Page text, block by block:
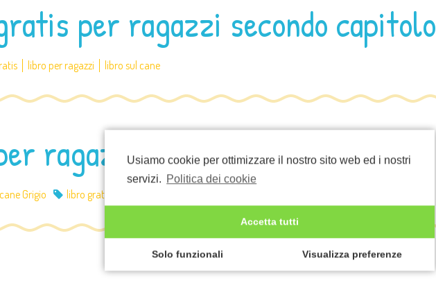
Usiamo cookie per ottimizzare il nostro sito web ed i nostri
servizi. Politica dei cookie
Accetta tutti
Solo funzionali Visualizza preferenze
per ragazzi secondo capitolo
libro per ragazzi libro sul cane
ragazzi, gratis
Grigio libro gratis